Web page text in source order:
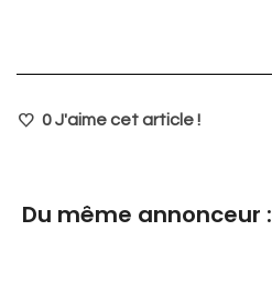
0J'aime cet article !
Du même annonceur :